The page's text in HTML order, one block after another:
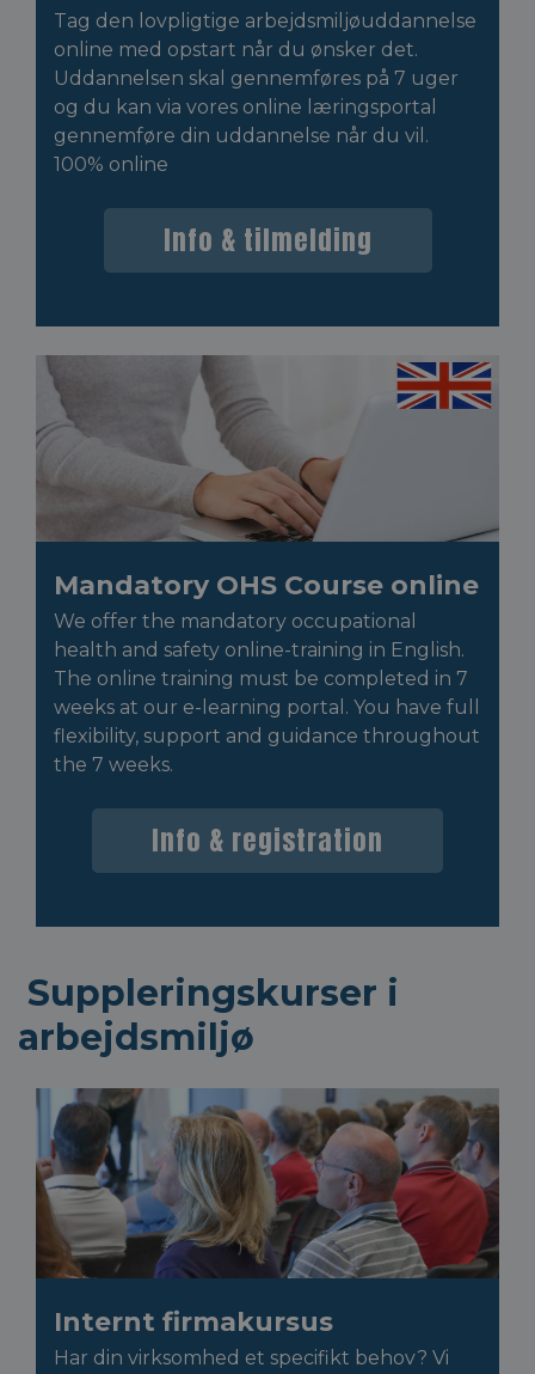
Tag den lovpligtige arbejdsmiljøuddannelse
online med opstart når du ønsker det.
Uddannelsen skal gennemføres på 7 uger
og du kan via vores online læringsportal
gennemføre din uddannelse når du vil.
100% online
Info & tilmelding
Mandatory OHS Course online
We offer the mandatory occupational
health and safety online-training in English.
The online training must be completed in 7
weeks at our e-learning portal. You have full
flexibility, support and guidance throughout
the 7 weeks.
Info & registration
Suppleringskurser i
arbejdsmiljø
Internt firmakursus
Har din virksomhed et specifikt behov? Vi